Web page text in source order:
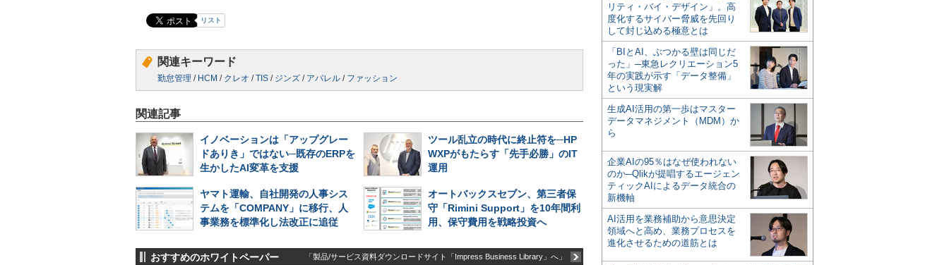
リスト
関連キーワード
勤怠管理 / HCM / クレオ /TIS / ジンズ / アパレル / ファッション
関連記事
イノベーションは「アップグレー
ドありき」ではない─既存のERPを
生かしたAI変革を支援
ツール乱立の時代に終止符を─HP
WXPがもたらす「先手必勝」のIT
運用
ヤマト運輸、自社開発の人事シス
テムを「COMPANY」に移行、人
事業務を標準化し法改正に追従
オートバックスセブン、第三者保
守「Rimini Support」を10年間利
用、保守費用を戦略投資へ
おすすめのホワイトペーパー 「製品/サービス資料ダウンロードサイト「Impress Business Library」へ」
リティ・バイ・デザイン」。高
度化するサイバー脅威を先回り
して封じ込める極意とは
「BIとAI、ぶつかる壁は同じだ
った」─東急レクリエーション5
年の実践が示す「データ整備」
という現実解
生成AI活用の第一歩はマスター
データマネジメント（MDM）か
ら
企業AIの95％はなぜ使われない
のか─Qlikが提唱するエージェン
ティックAIによるデータ統合の
新機軸
AI活用を業務補助から意思決定
領域へと高め、業務プロセスを
進化させるための道筋とは